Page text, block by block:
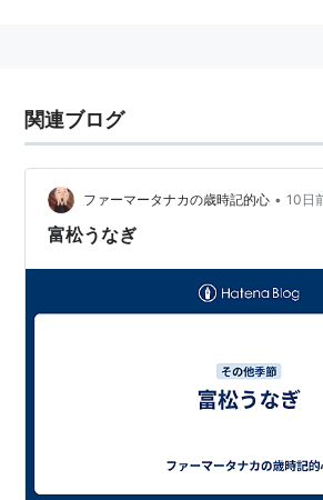
関連ブログ
ファーマータナカの歳時記的心 • 10日
富松うなぎ